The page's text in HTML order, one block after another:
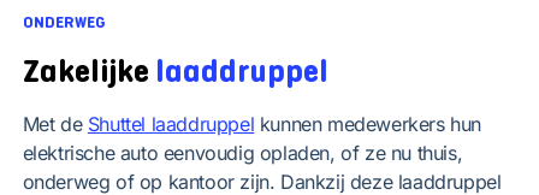
ONDERWEG
Zakelijke laaddruppel
Met de Shuttel laaddruppel kunnen medewerkers hun
elektrische auto eenvoudig opladen, of ze nu thuis,
onderweg of op kantoor zijn. Dankzij deze laaddruppel